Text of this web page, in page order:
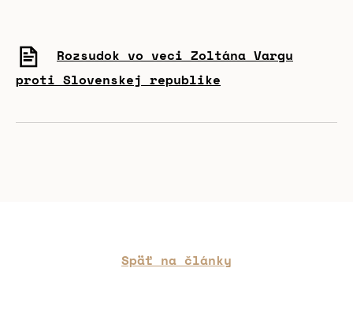
Rozsudok vo veci Zoltána Vargu
proti Slovenskej republike
Späť na články